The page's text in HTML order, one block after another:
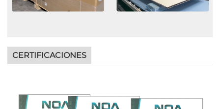
CERTIFICACIONES